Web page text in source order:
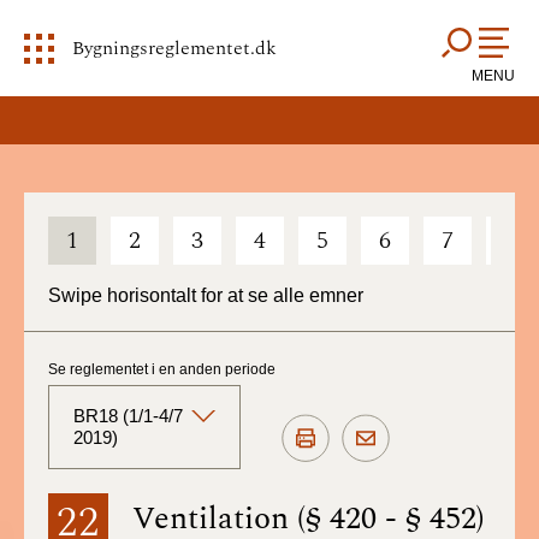
Bygningsreglementet.dk
MENU
1 2 3 4 5 6 7
Swipe horisontalt for at se alle emner
22 Ventilation (§ 420 - § 452)
Se reglementet i en anden periode
BR18 (1/1-4/7
2019)
BR18 (Aktuelt)